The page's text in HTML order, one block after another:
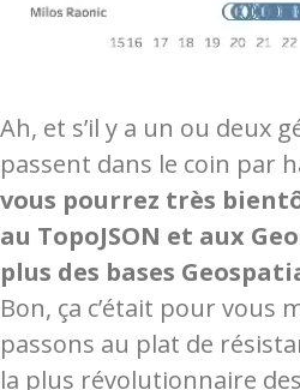
Ah, et s’il y a un ou deux
passent dans le coin par
vous pourrez très
au TopoJSON et aux
plus des bases
Bon, ça c’était pour vous
passons au plat de
la plus révolutionnaire